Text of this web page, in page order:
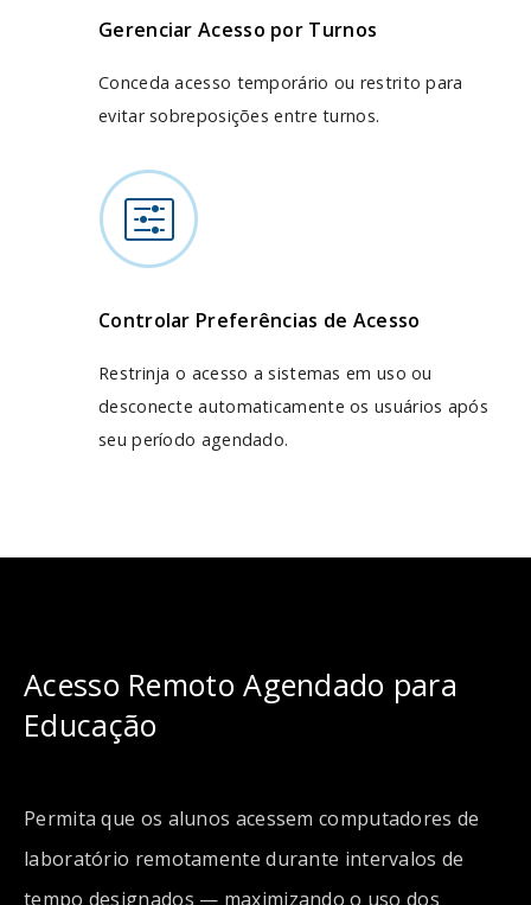
Gerenciar Acesso por Turnos
Conceda acesso temporário ou restrito para
evitar sobreposições entre turnos.
Controlar Preferências de Acesso
Restrinja o acesso a sistemas em uso ou
desconecte automaticamente os usuários após
seu período agendado.
Acesso Remoto Agendado para
Educação
Permita que os alunos acessem computadores de
laboratório remotamente durante intervalos de
tempo designados — maximizando o uso dos